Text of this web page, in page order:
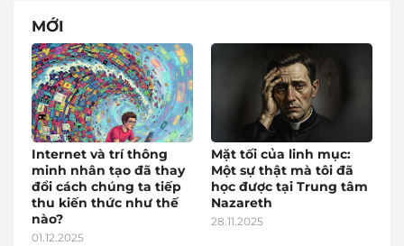
MỚI
Internet và trí thông
minh nhân tạo đã thay
đổi cách chúng ta tiếp
thu kiến thức như thế
nào?
01.12.2025
Mặt tối của linh mục:
Một sự thật mà tôi đã
học được tại Trung tâm
Nazareth
28.11.2025